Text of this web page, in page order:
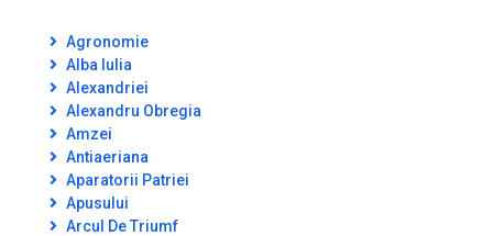
Agronomie
Alba Iulia
Alexandriei
Alexandru Obregia
Amzei
Antiaeriana
Aparatorii Patriei
Apusului
Arcul De Triumf